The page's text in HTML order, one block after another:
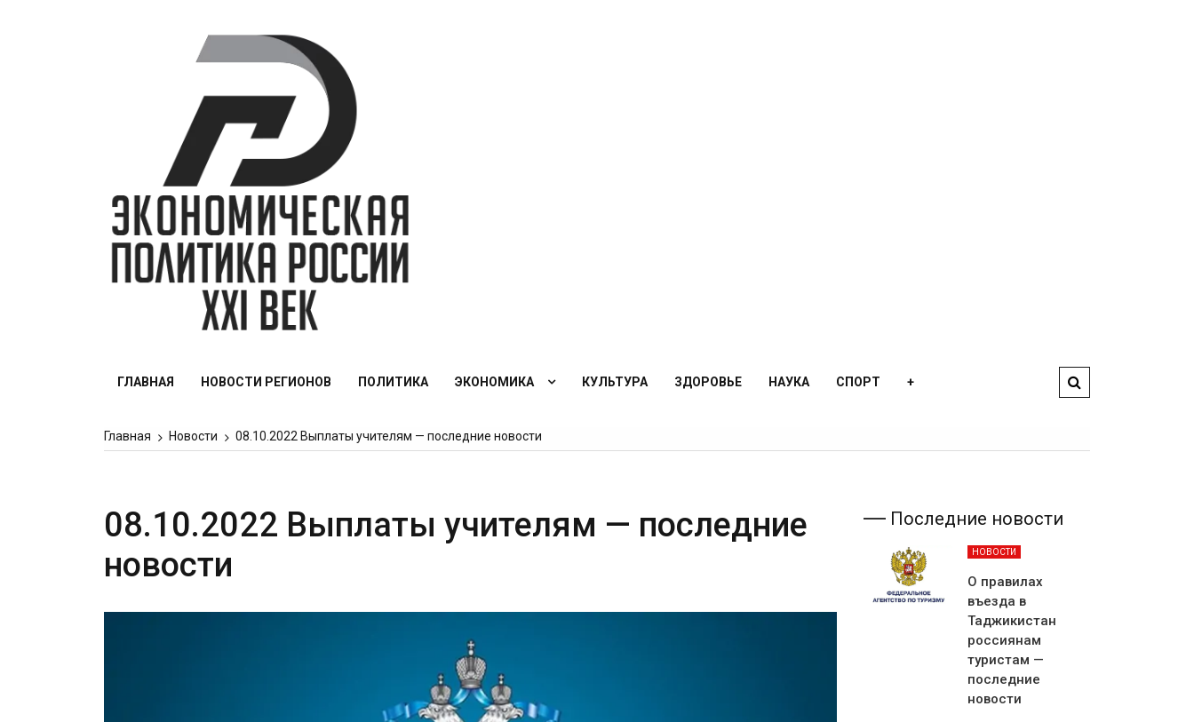
ГЛАВНАЯ НОВОСТИ РЕГИОНОВ ПОЛИТИКА ЭКОНОМИКА КУЛЬТУРА ЗДОРОВЬЕ НАУКА СПОРТ +
Главная Новости 08.10.2022 Выплаты учителям — последние новости
08.10.2022 Выплаты учителям — последние
новости
Последние новости
НОВОСТИ
О правилах
въезда в
Таджикистан
россиянам
туристам —
последние
новости